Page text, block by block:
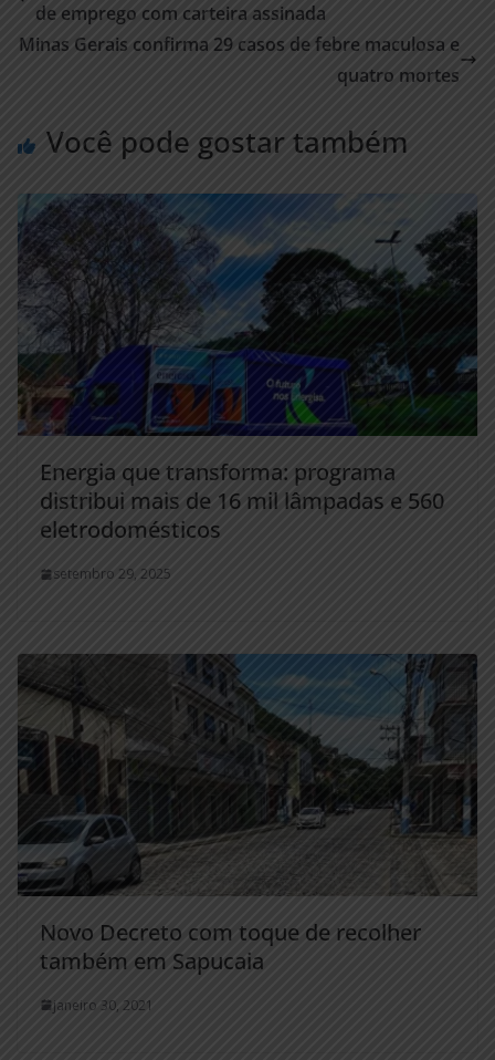
de emprego com carteira assinada
Minas Gerais confirma 29 casos de febre maculosa e
quatro mortes
Você pode gostar também
Energia que transforma: programa
distribui mais de 16 mil lâmpadas e 560
eletrodomésticos
setembro 29, 2025
Novo Decreto com toque de recolher
também em Sapucaia
janeiro 30, 2021